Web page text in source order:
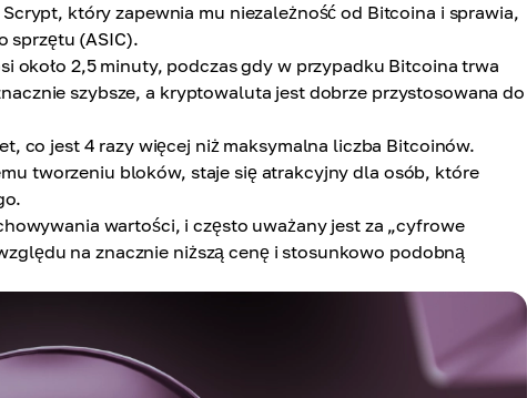
który zapewnia mu niezależność od Bitcoina i sprawia,
sprzętu (ASIC).
około 2,5 minuty, podczas gdy w przypadku Bitcoina trwa
szybsze, a kryptowaluta jest dobrze przystosowana do
co jest 4 razy więcej niż maksymalna liczba Bitcoinów.
tworzeniu bloków, staje się atrakcyjny dla osób, które
wartości, i często uważany jest za „cyfrowe
na znacznie niższą cenę i stosunkowo podobną